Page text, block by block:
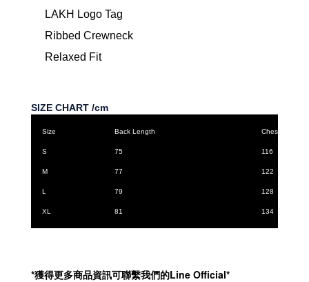
LAKH Logo Tag
Ribbed Crewneck
Relaxed Fit
SIZE CHART /cm
Size Back Length Chest
S 75 116
M 77 122
L 79 128
XL 81 134
*獲得更多商品資訊可聯繫我們的Line Official*